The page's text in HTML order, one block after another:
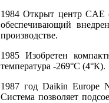
1984 Открыт центр
обеспечивающий
производстве.
1985 Изобретен
температура -269°С (4°К).
1987 год Daikin Europe
Система позволяет